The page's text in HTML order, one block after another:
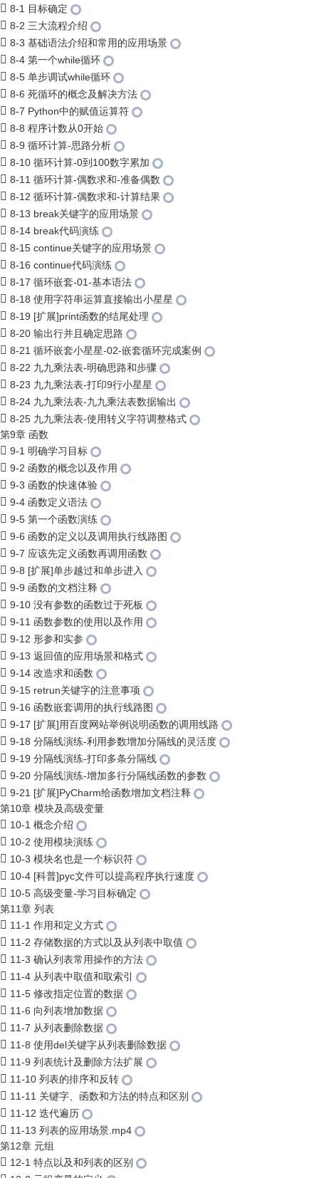
8-1 目标确定
8-2 三大流程介绍
8-3 基础语法介绍和常用的应用场景
8-4 第一个while循环
8-5 单步调试while循环
8-6 死循环的概念及解决方法
8-7 Python中的赋值运算符
8-8 程序计数从0开始
8-9 循环计算-思路分析
8-10 循环计算-0到100数字累加
8-11 循环计算-偶数求和-准备偶数
8-12 循环计算-偶数求和-计算结果
8-13 break关键字的应用场景
8-14 break代码演练
8-15 continue关键字的应用场景
8-16 continue代码演练
8-17 循环嵌套-01-基本语法
8-18 使用字符串运算直接输出小星星
8-19 [扩展]print函数的结尾处理
8-20 输出行并且确定思路
8-21 循环嵌套小星星-02-嵌套循环完成案例
8-22 九九乘法表-明确思路和步骤
8-23 九九乘法表-打印9行小星星
8-24 九九乘法表-九九乘法表数据输出
8-25 九九乘法表-使用转义字符调整格式
第9章 函数
9-1 明确学习目标
9-2 函数的概念以及作用
9-3 函数的快速体验
9-4 函数定义语法
9-5 第一个函数演练
9-6 函数的定义以及调用执行线路图
9-7 应该先定义函数再调用函数
9-8 [扩展]单步越过和单步进入
9-9 函数的文档注释
9-10 没有参数的函数过于死板
9-11 函数参数的使用以及作用
9-12 形参和实参
9-13 返回值的应用场景和格式
9-14 改造求和函数
9-15 retrun关键字的注意事项
9-16 函数嵌套调用的执行线路图
9-17 [扩展]用百度网站举例说明函数的调用线路
9-18 分隔线演练-利用参数增加分隔线的灵活度
9-19 分隔线演练-打印多条分隔线
9-20 分隔线演练-增加多行分隔线函数的参数
9-21 [扩展]PyCharm给函数增加文档注释
第10章 模块及高级变量
10-1 概念介绍
10-2 使用模块演练
10-3 模块名也是一个标识符
10-4 [科普]pyc文件可以提高程序执行速度
10-5 高级变量-学习目标确定
第11章 列表
11-1 作用和定义方式
11-2 存储数据的方式以及从列表中取值
11-3 确认列表常用操作的方法
11-4 从列表中取值和取索引
11-5 修改指定位置的数据
11-6 向列表增加数据
11-7 从列表删除数据
11-8 使用del关键字从列表删除数据
11-9 列表统计及删除方法扩展
11-10 列表的排序和反转
11-11 关键字、函数和方法的特点和区别
11-12 迭代遍历
11-13 列表的应用场景.mp4
第12章 元组
12-1 特点以及和列表的区别